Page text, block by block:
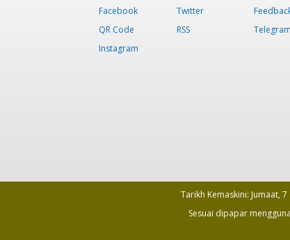
Facebook Twitter
QR Code
RSS
Telegram
Instagram
Tarikh Kemaskini: Jumaat,
Sesuai dipapar